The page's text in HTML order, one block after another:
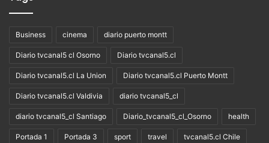
Business cinema diario puerto montt
Diario tvcanal5 cl Osorno Diario tvcanal5.cl
Diario tvcanal5.cl La Union Diario tvcanal5.cl Puerto Montt
Diario tvcanal5.cl Valdivia diario tvcanal5_cl
diario tvcanal5_cl Santiago Diario_tvcanal5_cl_Osorno health
Portada 1 Portada 3 sport travel tvcanal5.cl Chile